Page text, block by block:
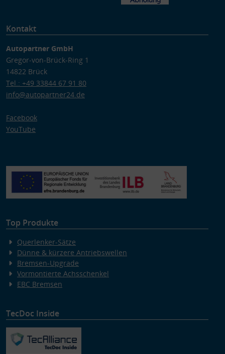
Kontakt
Autopartner GmbH
Gregor-von-Brück-Ring 1
14822 Brück
Tel.: +49 33844 67 91 80
info@autopartner24.de
Facebook
YouTube
Top Produkte
Querlenker-Sätze
Dünne & kürzere Antriebswellen
Bremsen-Upgrade
Vormontierte Achsschenkel
EBC Bremsen
TecDoc Inside